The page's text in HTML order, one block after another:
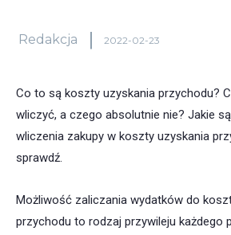
Redakcja 2022-02-23
Co to są koszty uzyskania przychodu?
wliczyć, a czego absolutnie nie? Jakie
wliczenia zakupy w koszty uzyskania
sprawdź.
Możliwość zaliczania wydatków do
przychodu to rodzaj przywileju każdego